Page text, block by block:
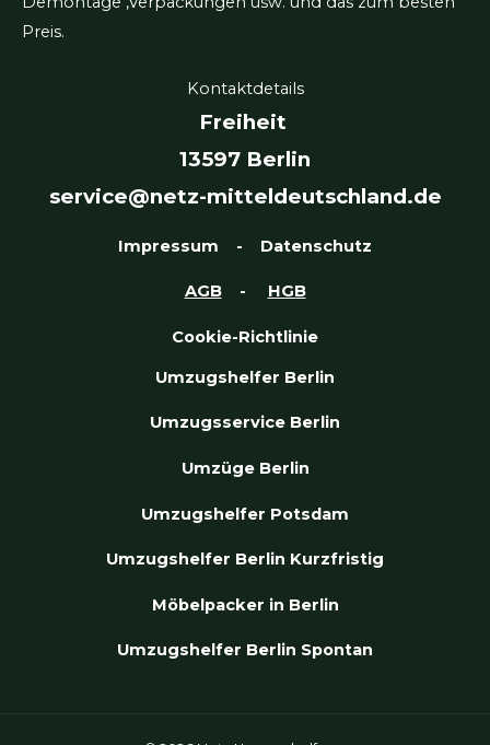
Preis.
Kontaktdetails
Freiheit
13597 Berlin
service@netz-mitteldeutschland.de
Impressum - Datenschutz
AGB- HGB
Cookie-Richtlinie
Umzugshelfer Berlin
Umzugsservice Berlin
Umzüge Berlin
Umzugshelfer Potsdam
Umzugshelfer Berlin Kurzfristig
Möbelpacker in Berlin
Umzugshelfer Berlin Spontan